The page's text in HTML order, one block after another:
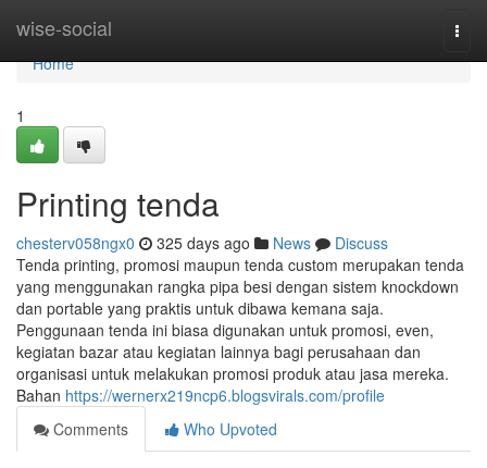
wise-social
Home
Home
1
Printing tenda
chesterv058ngx0 325 days ago News
Discuss
Tenda printing, promosi maupun tenda custom merupakan tenda
yang menggunakan rangka pipa besi dengan sistem knockdown
dan portable yang praktis untuk dibawa kemana saja.
Penggunaan tenda ini biasa digunakan untuk promosi, even,
kegiatan bazar atau kegiatan lainnya bagi perusahaan dan
organisasi untuk melakukan promosi produk atau jasa mereka.
Bahan https://wernerx219ncp6.blogsvirals.com/profile
Comments
Who Upvoted